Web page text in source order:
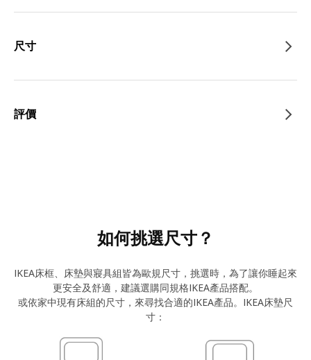
尺寸
評價
如何挑選尺寸？
IKEA床框、床墊與寢具組皆為歐規尺寸，挑選時，為了讓你睡起來
更安全及舒適，建議選購同規格IKEA產品搭配。
或依家中現有床組的尺寸，來尋找合適的IKEA產品。IKEA床墊尺
寸：